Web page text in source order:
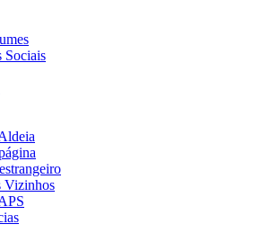
Sociais
Vizinhos